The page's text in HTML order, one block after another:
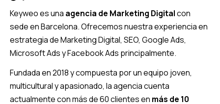
Keyweo es una agencia de Marketing Digitalcon
sede en Barcelona. Ofrecemos nuestra experiencia en
estrategia de Marketing Digital, SEO, Google Ads,
Microsoft Ads y Facebook Ads principalmente.
Fundada en 2018 y compuesta por un equipo joven,
multicultural y apasionado, la agencia cuenta
actualmente con más de 60 clientes en más de 10